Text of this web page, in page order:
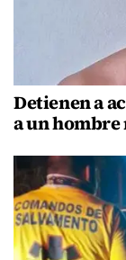
Detienen a
a un